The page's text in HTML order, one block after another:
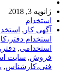
ژانویه 3, 2018
استخدام
آگهی کار ,
استخدام
استخدامی,
فروش, سایت
فنی،کارشناس,